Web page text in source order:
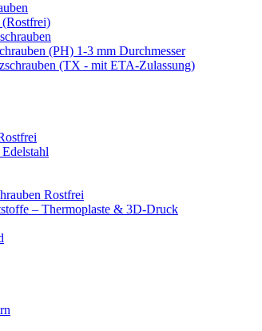
(Rostfrei)
(PH) 1-3 mm Durchmesser
(TX - mit ETA-Zulassung)
Rostfrei
– Thermoplaste & 3D-Druck